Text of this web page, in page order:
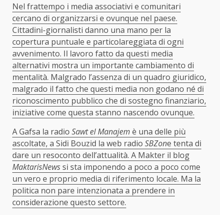
Nel frattempo i media associativi e comunitari
cercano di organizzarsi e ovunque nel paese.
Cittadini-giornalisti danno una mano per la
copertura puntuale e particolareggiata di ogni
avvenimento. Il lavoro fatto da questi media
alternativi mostra un importante cambiamento di
mentalità. Malgrado l’assenza di un quadro giuridico,
malgrado il fatto che questi media non godano né di
riconoscimento pubblico che di sostegno finanziario,
iniziative come questa stanno nascendo ovunque.
A Gafsa la radio Sawt el Manajem è una delle più
ascoltate, a Sidi Bouzid la web radio SBZone tenta di
dare un resoconto dell’attualità. A Makter il blog
MaktarisNewssi sta imponendo a poco a poco come
un vero e proprio media di riferimento locale. Ma la
politica non pare intenzionata a prendere in
considerazione questo settore.